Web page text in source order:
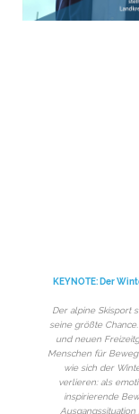
KEYNOTE: Der
Der alpine Skisport
seine größte
und neuen
Menschen für
wie sich der
verlieren: als
inspirierende